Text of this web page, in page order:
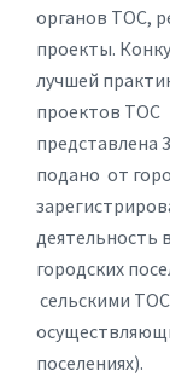
органов ТОС,
проекты.
лучшей
проектов ТОС
представлена
подано от
деятельность
городских
сельскими
поселениях).